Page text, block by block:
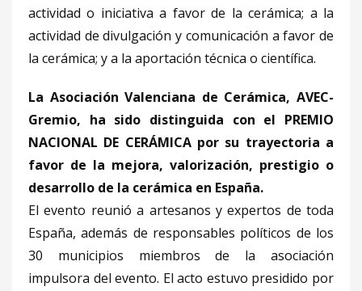
actividad o iniciativa a favor de la cerámica; a la
actividad de divulgación y comunicación a favor de
la cerámica; y a la aportación técnica o científica.
La Asociación Valenciana de Cerámica, AVEC-
Gremio, ha sido distinguida con el PREMIO
NACIONAL DE CERÁMICA por su trayectoria a
favor de la mejora, valorización, prestigio o
desarrollo de la cerámica en España.
El evento reunió a artesanos y expertos de toda
España, además de responsables políticos de los
30 municipios miembros de la asociación
impulsora del evento. El acto estuvo presidido por